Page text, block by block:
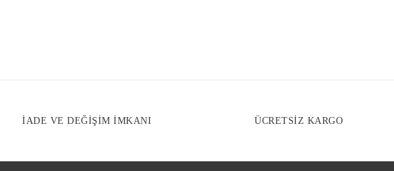
İADE VE DEĞİŞİM İMKANI ÜCRETSİZ KARGO